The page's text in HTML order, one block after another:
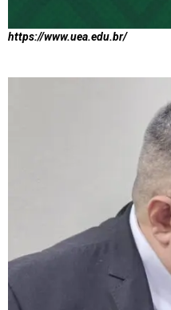
https://www.uea.edu.br/